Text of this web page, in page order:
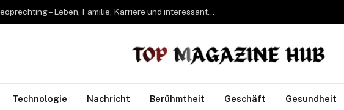
Bettina Freifrau von Leoprechting – Leben, Familie, Karriere und interessante Fakten
Technologie Nachricht Berühmtheit Geschäft Gesundheit